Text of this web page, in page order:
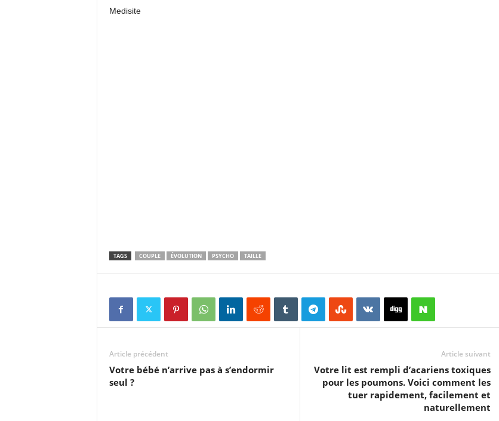
Medisite
TAGS COUPLE ÉVOLUTION PSYCHO TAILLE
Article précédent
Votre bébé n’arrive pas à s’endormir
seul ?
Article suivant
Votre lit est rempli d’acariens toxiques
pour les poumons. Voici comment les
tuer rapidement, facilement et
naturellement